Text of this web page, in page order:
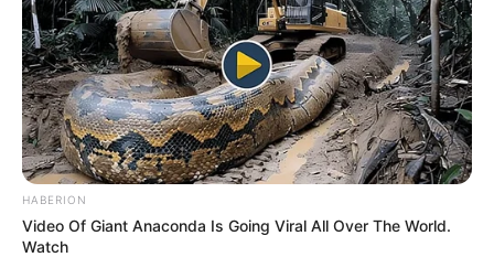
HABERION
Video Of Giant Anaconda Is Going Viral All Over The World.
Watch